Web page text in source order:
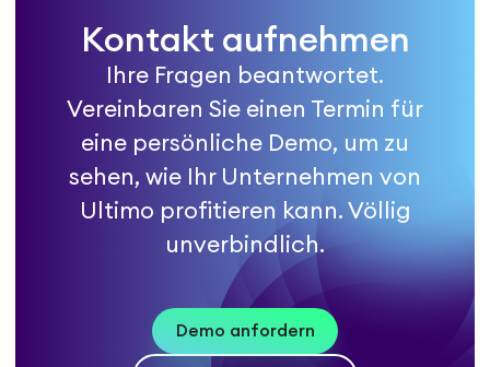
Kontakt aufnehmen
Ihre Fragen beantwortet.
Vereinbaren Sie einen Termin für
eine persönliche Demo, um zu
sehen, wie Ihr Unternehmen von
Ultimo profitieren kann. Völlig
unverbindlich.
Demo anfordern